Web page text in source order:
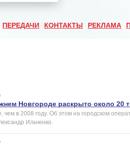
ПЕРЕДАЧИ КОНТАКТЫ РЕКЛАМА
Новгороде раскрыто около 20
чем в 2008 году. Об этом на городском
Ильченко.